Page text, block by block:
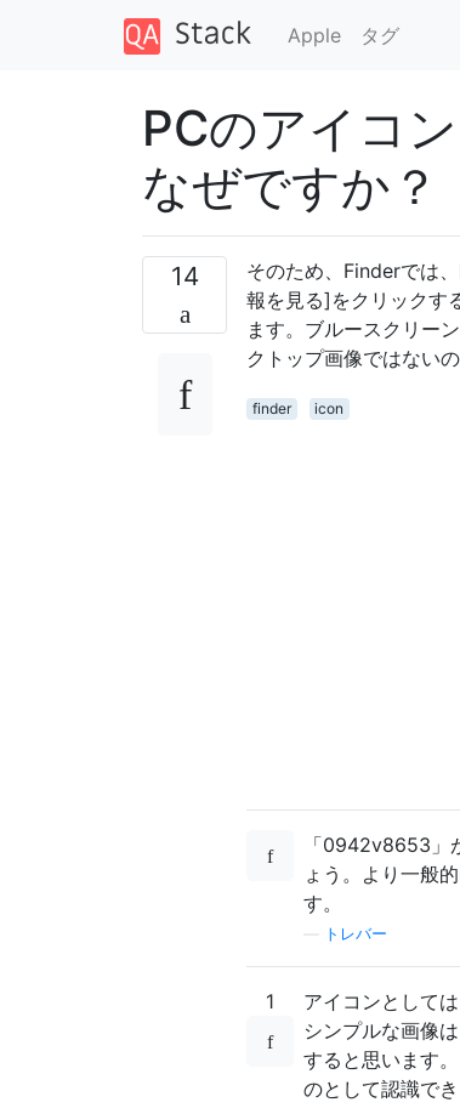
Apple タグ
PCのアイコ
なぜですか？
14
そのため、Finderでは
報を見る]をクリックす
ます。ブルースクリー
クトップ画像ではない
finder icon
「0942v8653」
ょう。より一般
す。
トレバー
1
アイコンとして
シンプルな画像
すると思います
のとして認識でき